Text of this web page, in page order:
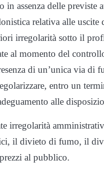
in assenza delle
relativa alle
irregolarità sotto il
al momento del
di un’unica via di
entro un
alle
irregolarità
il divieto di fumo, il
al pubblico.